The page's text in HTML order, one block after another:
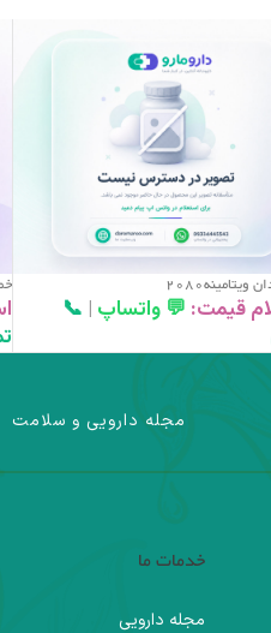
قیمت: 💬 واتساپ |
📞
مجله دارویی و سلامت
خدمات ما
مجله دارویی